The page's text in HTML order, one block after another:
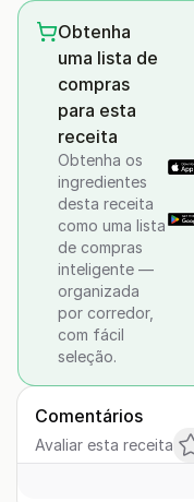
Obtenha
uma lista de
compras
para esta
receita
Obtenha os
ingredientes
desta receita
como uma lista
de compras
inteligente —
organizada
por corredor,
com fácil
seleção.
Comentários
Avaliar esta receita